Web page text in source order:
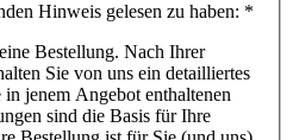
Hinweis gelesen zu haben: *
Bestellung. Nach Ihrer
Sie von uns ein detailliertes
jenem Angebot enthaltenen
sind die Basis für Ihre